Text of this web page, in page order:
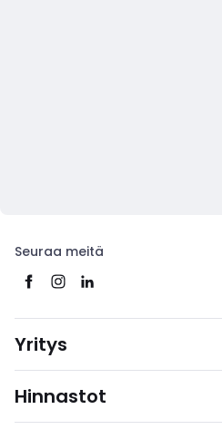
Seuraa meitä
Yritys
Hinnastot